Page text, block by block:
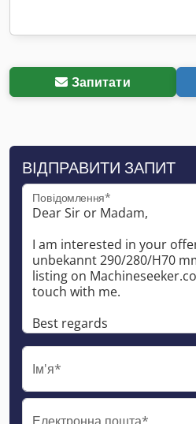
Запитати
ВІДПРАВИТИ ЗАПИТ
Повідомлення*
Ім'я*